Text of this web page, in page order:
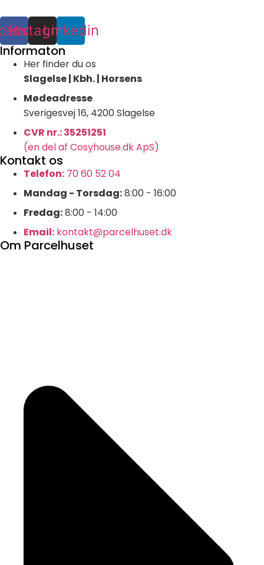
Instagram
Linkedin
Informaton
Her finder du os
Slagelse | Kbh. | Horsens
Mødeadresse
Sverigesvej 16, 4200 Slagelse
CVR nr.: 35251251
(en del af Cosyhouse.dk ApS)
Kontakt os
Telefon: 70 60 52 04
Mandag - Torsdag:8:00 - 16:00
Fredag:8:00 - 14:00
Email: kontakt@parcelhuset.dk
Om Parcelhuset